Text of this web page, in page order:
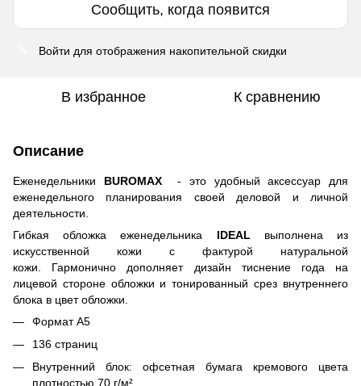
Сообщить, когда появится
Войти для отображения накопительной скидки
В избранное К сравнению
Описание
Еженедельники BUROMAX- это удобный аксессуар для
еженедельного планирования своей деловой и личной
деятельности.
Гибкая обложка еженедельника IDEAL выполнена из
искусственной кожи с фактурой натуральной
кожи. Гармонично дополняет дизайн тиснение года на
лицевой стороне обложки и тонированный срез внутреннего
блока в цвет обложки.
Формат А5
136 страниц
Внутренний блок: офсетная бумага кремового цвета
плотностью 70 г/м²